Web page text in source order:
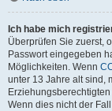
Ich habe mich
Überprüfen Sie zuerst,
Passwort eingegeben
Möglichkeiten. Wenn
unter 13 Jahre alt sind,
Wenn dies nicht der